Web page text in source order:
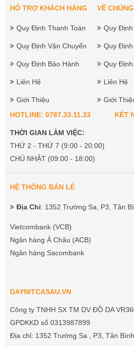
HỔ TRỢ KHÁCH HÀNG
Quy Định Thanh Toán
Quy Định Vận Chuyển
Quy Định Bảo Hành
Liên Hệ
Giới Thiệu
VỀ
Quy Định
Quy Định
Quy Định
Liên Hệ
Giới
HOTLINE: 0787.33.11.33
THỜI GIAN LÀM VIỆC:
THỨ 2 - THỨ 7 (9:00 - 20:00)
CHỦ NHẬT (09:00 - 18:00)
KẾT
HỆ THỐNG BÁN LẺ
Địa Chỉ: 1352 Trường Sa, P3, Tân
Vietcombank (VCB)
Ngân hàng Á Châu (ACB)
Ngân hàng Sacombank
DAYNITCASAU.VN
Công ty TNHH SX TM DV ĐỒ DA
GPDKKD số 0313987899
Địa chỉ: 1352 Trường Sa , P3, Tân Bình